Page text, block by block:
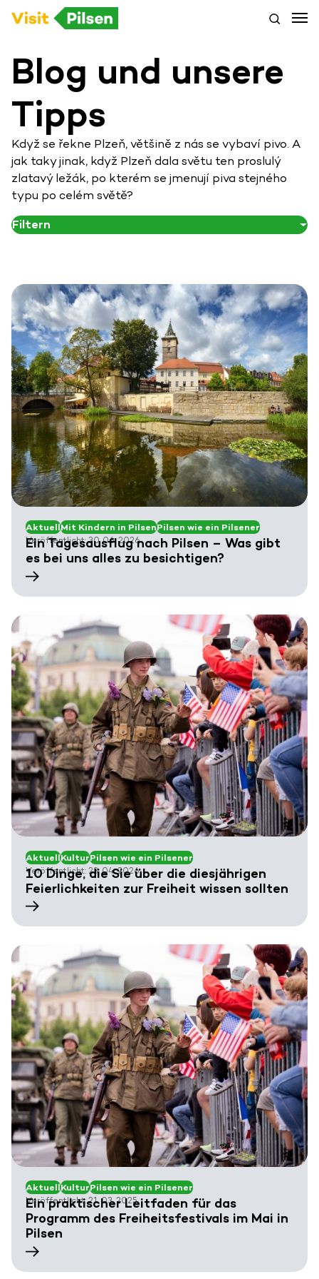
Blog und unsere
Tipps
Když se řekne Plzeň, většině z nás se vybaví pivo. A
jak taky jinak, když Plzeň dala světu ten proslulý
zlatavý ležák, po kterém se jmenují piva stejného
typu po celém světě?
Filtern
AktuellMit Kindern in PilsenPilsen wie ein Pilsener
Veröffentlicht: 30. 06. 2026
Ein Tagesausflug nach Pilsen – Was gibt
es bei uns alles zu besichtigen?
AktuellKulturPilsen wie ein Pilsener
Veröffentlicht: 23. 04. 2026
10 Dinge, die Sie über die diesjährigen
Feierlichkeiten zur Freiheit wissen sollten
AktuellKulturPilsen wie ein Pilsener
Veröffentlicht: 21. 03. 2025
Ein praktischer Leitfaden für das
Programm des Freiheitsfestivals im Mai in
Pilsen